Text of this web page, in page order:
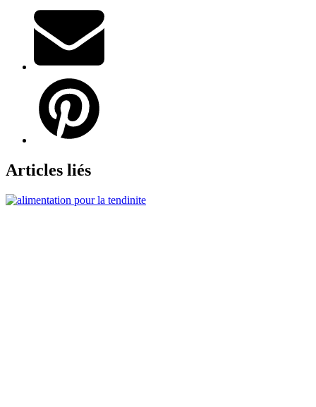
Articles liés